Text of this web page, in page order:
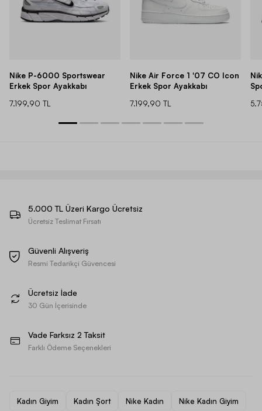
Nike P-6000 Sportswear
Erkek Spor Ayakkabı
7.199,90 TL
Nike Air Force 1 '07 CO Icon
Erkek Spor Ayakkabı
7.199,90 TL
5.000 TL Üzeri Kargo Ücretsiz
Ücretsiz Teslimat Fırsatı
Güvenli Alışveriş
Resmi Tedarikçi Güvencesi
Ücretsiz İade
30 Gün İçerisinde
Vade Farksız 2 Taksit
Farklı Ödeme Seçenekleri
Kadın Giyim Kadın Şort Nike Kadın Nike Kadın Giyim